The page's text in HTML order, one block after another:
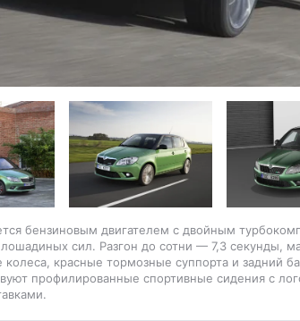
бензиновым двигателем с двойным
лошадиных сил. Разгон до сотни — 7,3
красные тормозные суппорта и задний
профилированные спортивные сидения с